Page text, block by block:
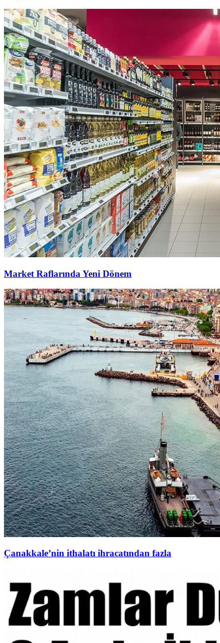
Market Raflarında Yeni Dönem
Çanakkale’nin ithalatı ihracatından fazla